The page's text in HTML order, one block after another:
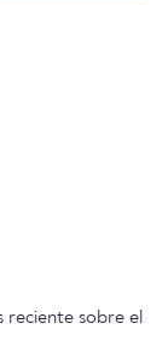
reciente sobre el